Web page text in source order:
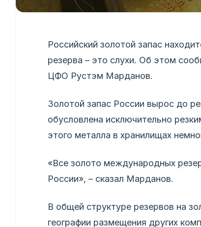
Российский золотой запас
резерва – это слухи. Об этом
ЦФО Рустэм Марданов.
Золотой запас России вырос до
обусловлена исключительно
этого металла в хранилищах
«Все золото международных
России», – сказал Марданов.
В общей структуре резервов на
географии размещения других